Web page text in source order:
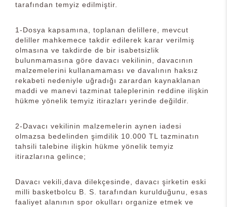
tarafından temyiz edilmiştir.
1-Dosya kapsamına, toplanan delillere, mevcut
deliller mahkemece takdir edilerek karar verilmiş
olmasına ve takdirde de bir isabetsizlik
bulunmamasına göre davacı vekilinin, davacının
malzemelerini kullanamaması ve davalının haksız
rekabeti nedeniyle uğradığı zarardan kaynaklanan
maddi ve manevi tazminat taleplerinin reddine ilişkin
hükme yönelik temyiz itirazları yerinde değildir.
2-Davacı vekilinin malzemelerin aynen iadesi
olmazsa bedelinden şimdilik 10.000 TL tazminatın
tahsili talebine ilişkin hükme yönelik temyiz
itirazlarına gelince;
Davacı vekili,dava dilekçesinde, davacı şirketin eski
milli basketbolcu B. S. tarafından kurulduğunu, esas
faaliyet alanının spor okulları organize etmek ve